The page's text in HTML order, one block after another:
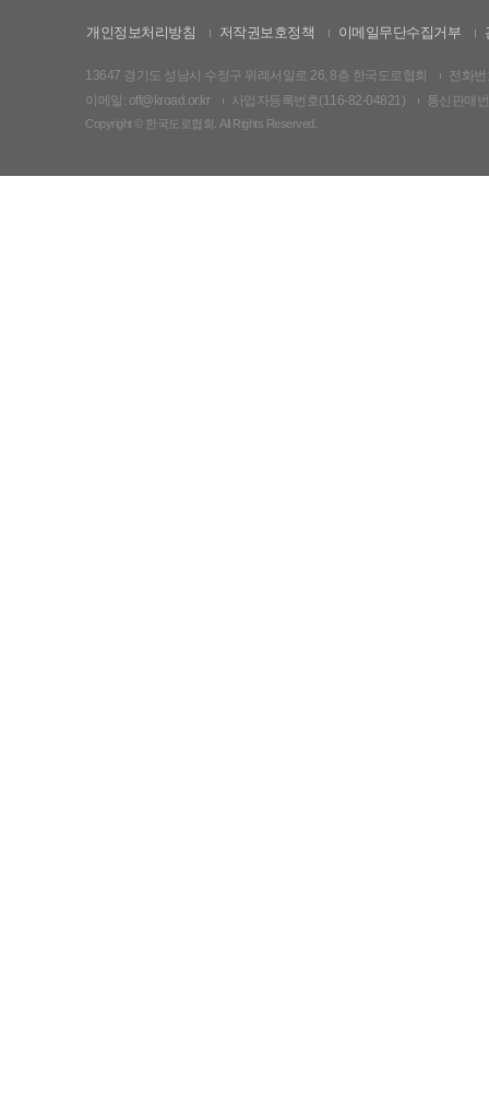
개인정보처리방침 저작권보호정책 이메일무단수집거부
13647 경기도 성남시 수정구 위례서일로 26, 8층 한국도로협회
전화
이메일: off@kroad.or.kr
사업자등록번호(116-82-04821) 통신판매
Copyright © 한국도로협회. All Rights Reserved.